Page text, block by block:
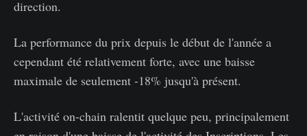
direction.
La performance du prix depuis le début de l'année a
cependant été relativement forte, avec une baisse
maximale de seulement -18% jusqu'à présent.
L'activité on-chain ralentit quelque peu, principalement